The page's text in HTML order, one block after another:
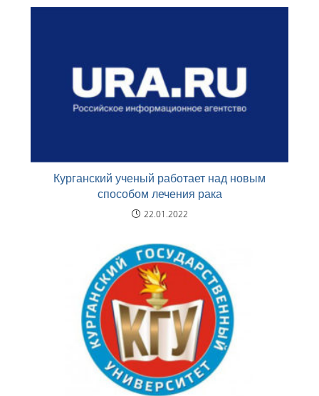
Курганский ученый работает над новым
способом лечения рака
22.01.2022